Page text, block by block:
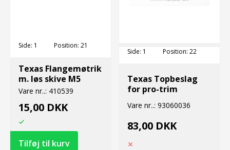
Side: 1 Position: 21
Texas Flangemøtrik
m. løs skive M5
Vare nr..: 410539
15,00 DKK
Side: 1 Position: 22
Texas Topbeslag
for pro-trim
Vare nr..: 93060036
83,00 DKK